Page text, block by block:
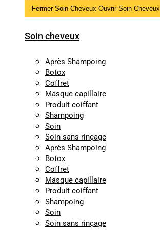
Fermer Soin Cheveux Ouvrir Soin Cheveux
Soin cheveux
Après Shampoing
Botox
Coffret
Masque capillaire
Produit coiffant
Shampoing
Soin
Soin sans rinçage
Après Shampoing
Botox
Coffret
Masque capillaire
Produit coiffant
Shampoing
Soin
Soin sans rinçage